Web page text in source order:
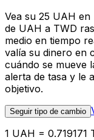
Vea su 25 UAH
de UAH a TWD
medio en tiempo
valía su dinero en
cuándo se mueve
alerta de tasa y le
objetivo.
Seguir tipo de cambio
1 UAH = 0.719171